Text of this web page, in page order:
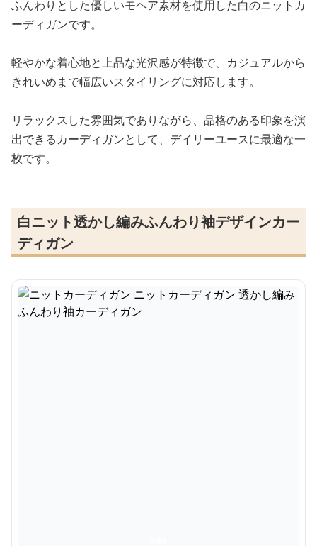
ふんわりとした優しいモヘア素材を使用した白のニットカ
ーディガンです。
軽やかな着心地と上品な光沢感が特徴で、カジュアルから
きれいめまで幅広いスタイリングに対応します。
リラックスした雰囲気でありながら、品格のある印象を演
出できるカーディガンとして、デイリーユースに最適な一
枚です。
白ニット透かし編みふんわり袖デザインカー
ディガン